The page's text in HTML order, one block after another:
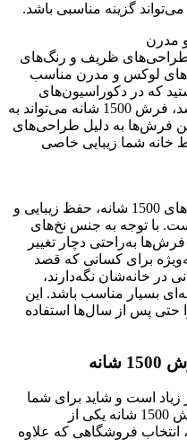
مدرن
به دلیل طراحی‌های ظریف و رنگ‌های
لوکس و مدرن مناسب
که در دکوراسیون‌های
شیک و مدرن شما هماهنگ باشد، فرش 1500 شانه می‌تواند به
فرش‌ها به دلیل طراحی‌های
خانه شما زیبایی خاصی
یکی از مهم‌ترین مزایای فرش‌های 1500 شانه، حفظ زیبایی و
با توجه به جنس نخ‌های
فرش‌ها به‌راحتی دچار تغییر
برای کسانی که قصد
در خانه‌شان نگه‌دارند،
گزینه‌ای بسیار مناسب باشد. این
حتی پس از سال‌ها استفاده
زیاد است و شاید برای شما
انتخاب فروشگاه مناسب و خرید فرش 1500 شانه یکی از
فروشگاهی که علاوه